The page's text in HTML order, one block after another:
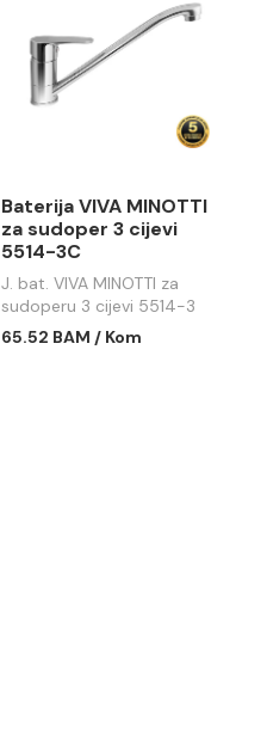
Baterija VIVA MINOTTI
za sudoper 3 cijevi
5514-3C
J. bat. VIVA MINOTTI za
sudoperu 3 cijevi 5514-3
65.52 BAM / Kom